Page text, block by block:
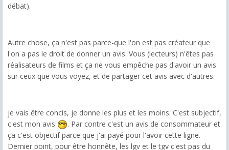
débat).
Autre chose, ça n'est pas parce-que l'on est pas créateur que
l'on a pas le droit de donner un avis. Vous (lecteurs) n'êtes pas
réalisateurs de films et ça ne vous empêche pas d'avoir un avis
sur ceux que vous voyez, et de partager cet avis avec d'autres.
je vais être concis, je donne les plus et les moins. C'est subjectif,
c'est mon avis
. Par contre c'est un avis de consommateur et
ça c'est objectif parce que j'ai payé pour l'avoir cette ligne.
Dernier point, pour être honnête, les lgv et le tgv c'est pas du